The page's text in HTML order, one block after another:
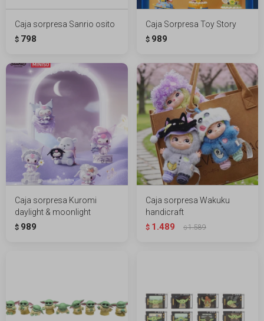
Caja sorpresa Sanrio osito
$ 798
Caja Sorpresa Toy Story
$ 989
Caja sorpresa Kuromi
daylight & moonlight
$ 989
Caja sorpresa Wakuku
handicraft
$ 1.489 $1.589